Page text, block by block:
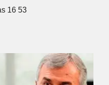
16 53